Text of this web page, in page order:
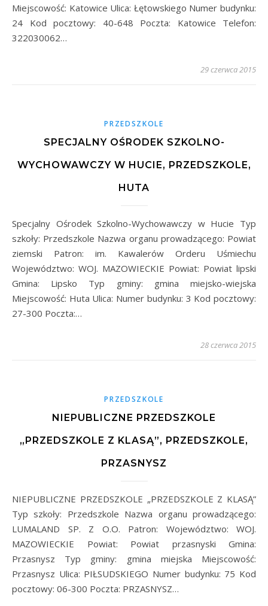
Miejscowość: Katowice Ulica: Łętowskiego Numer budynku:
24 Kod pocztowy: 40-648 Poczta: Katowice Telefon:
322030062…
29 czerwca 2015
PRZEDSZKOLE
SPECJALNY OŚRODEK SZKOLNO-
WYCHOWAWCZY W HUCIE, PRZEDSZKOLE,
HUTA
Specjalny Ośrodek Szkolno-Wychowawczy w Hucie Typ
szkoły: Przedszkole Nazwa organu prowadzącego: Powiat
ziemski Patron: im. Kawalerów Orderu Uśmiechu
Województwo: WOJ. MAZOWIECKIE Powiat: Powiat lipski
Gmina: Lipsko Typ gminy: gmina miejsko-wiejska
Miejscowość: Huta Ulica: Numer budynku: 3 Kod pocztowy:
27-300 Poczta:…
28 czerwca 2015
PRZEDSZKOLE
NIEPUBLICZNE PRZEDSZKOLE
„PRZEDSZKOLE Z KLASĄ”, PRZEDSZKOLE,
PRZASNYSZ
NIEPUBLICZNE PRZEDSZKOLE „PRZEDSZKOLE Z KLASĄ”
Typ szkoły: Przedszkole Nazwa organu prowadzącego:
LUMALAND SP. Z O.O. Patron: Województwo: WOJ.
MAZOWIECKIE Powiat: Powiat przasnyski Gmina:
Przasnysz Typ gminy: gmina miejska Miejscowość:
Przasnysz Ulica: PIŁSUDSKIEGO Numer budynku: 75 Kod
pocztowy: 06-300 Poczta: PRZASNYSZ…